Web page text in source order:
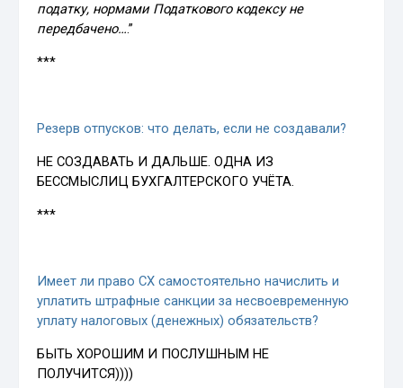
податку, нормами Податкового кодексу не
передбачено….”
***
Резерв отпусков: что делать, если не создавали?
НЕ СОЗДАВАТЬ И ДАЛЬШЕ. ОДНА ИЗ
БЕССМЫСЛИЦ БУХГАЛТЕРСКОГО УЧЁТА.
***
Имеет ли право СХ самостоятельно начислить и
уплатить штрафные санкции за несвоевременную
уплату налоговых (денежных) обязательств?
БЫТЬ ХОРОШИМ И ПОСЛУШНЫМ НЕ
ПОЛУЧИТСЯ))))